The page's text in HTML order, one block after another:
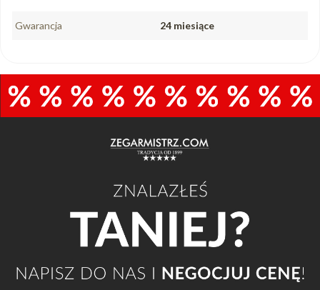
Gwarancja 24 miesiące